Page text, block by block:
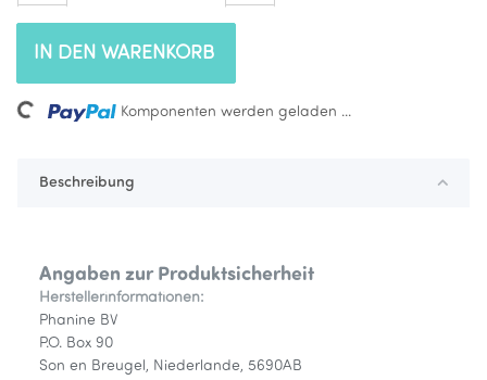
IN DEN WARENKORB
Loading... Komponenten werden geladen ...
Beschreibung
Angaben zur Produktsicherheit
Herstellerinformationen:
Phanine BV
P.O. Box 90
Son en Breugel, Niederlande, 5690AB